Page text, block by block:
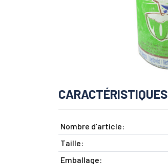
CARACTÉRISTIQUES
Nombre d’article:
Taille:
Emballage: